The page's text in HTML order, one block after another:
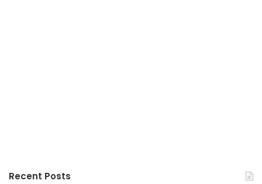
Recent Posts